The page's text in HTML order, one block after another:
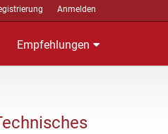
Anmelden
Empfehlungen